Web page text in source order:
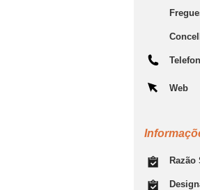
Web
Razão